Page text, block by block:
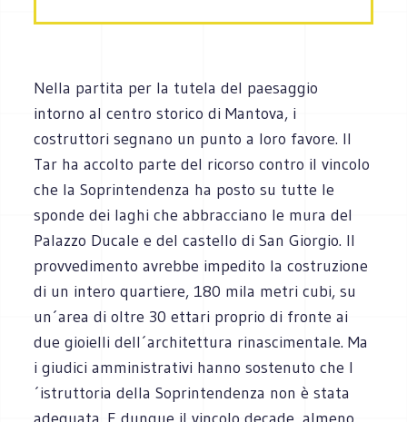
Nella partita per la tutela del paesaggio
intorno al centro storico di Mantova, i
costruttori segnano un punto a loro favore. Il
Tar ha accolto parte del ricorso contro il vincolo
che la Soprintendenza ha posto su tutte le
sponde dei laghi che abbracciano le mura del
Palazzo Ducale e del castello di San Giorgio. Il
provvedimento avrebbe impedito la costruzione
di un intero quartiere, 180 mila metri cubi, su
un´area di oltre 30 ettari proprio di fronte ai
due gioielli dell´architettura rinascimentale. Ma
i giudici amministrativi hanno sostenuto che l
´istruttoria della Soprintendenza non è stata